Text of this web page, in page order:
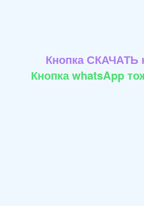
Кнопка СКАЧАТЬ
Кнопка whatsApp